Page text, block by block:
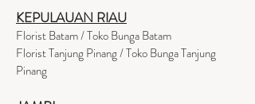
KEPULAUAN RIAU
Florist Batam / Toko Bunga Batam
Florist Tanjung Pinang / Toko Bunga Tanjung
Pinang